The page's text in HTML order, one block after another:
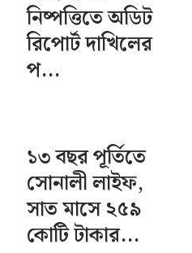
নিষ্পত্তিতে অডিট
রিপোর্ট দাখিলের
প...
১৩ বছর পূর্তিতে
সোনালী লাইফ,
সাত মাসে ২৫৯
কোটি টাকার...